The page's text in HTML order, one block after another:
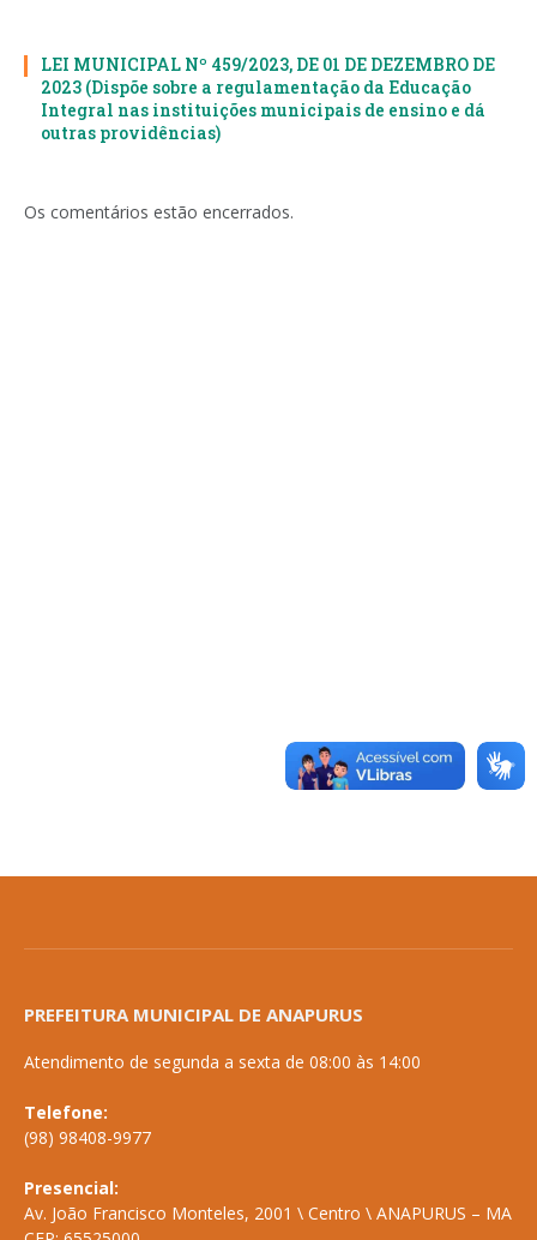
LEI MUNICIPAL Nº 459/2023, DE 01 DE DEZEMBRO DE
2023 (Dispõe sobre a regulamentação da Educação
Integral nas instituições municipais de ensino e dá
outras providências)
Os comentários estão encerrados.
PREFEITURA MUNICIPAL DE ANAPURUS
Atendimento de segunda a sexta de 08:00 às 14:00
Telefone:
(98) 98408-9977
Presencial:
Av. João Francisco Monteles, 2001 \ Centro \ ANAPURUS – MA